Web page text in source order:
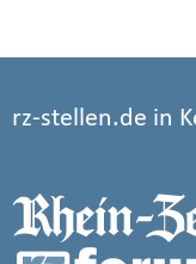
rz-stellen.de in